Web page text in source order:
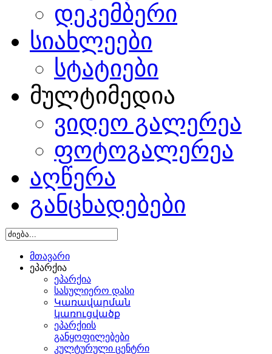
დეკემბერი
სიახლეები
სტატიები
მულტიმედია
ვიდეო გალერეა
ფოტოგალერეა
აღწერა
განცხადებები
მთავარი
ეპარქია
ეპარქია
სასულიერო დასი
Կառավարման
կառուցվածք
ეპარქიის
განყოფილებები
კულტურული ცენტრი